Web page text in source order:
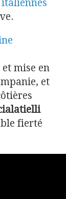
mise en
et
fierté